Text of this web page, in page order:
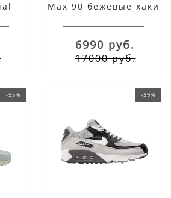
Max 90 бежевые хаки
6990 руб.
17000 руб.
-55% -59%